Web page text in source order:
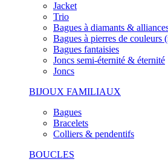
Jacket
Trio
Bagues à diamants &
Bagues à pierres de couleurs
Bagues fantaisies
Joncs semi-éternité & éternité
Joncs
BIJOUX FAMILIAUX
Bagues
Bracelets
Colliers & pendentifs
BOUCLES